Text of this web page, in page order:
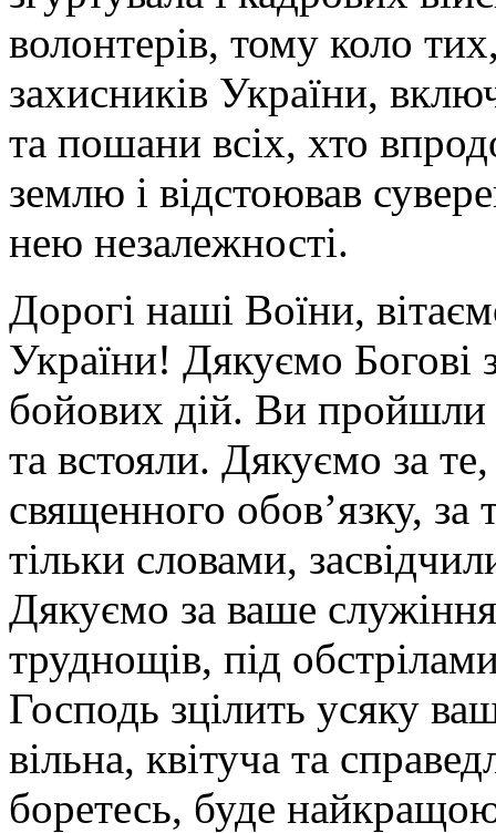
волонтерів, тому коло
захисників України,
та пошани всіх, хто
землю і відстоював
нею незалежності.
Дорогі наші Воїни,
України! Дякуємо Богові
бойових дій. Ви пройшли
та встояли. Дякуємо за
священного обов’язку,
тільки словами,
Дякуємо за ваше
труднощів, під
Господь зцілить усяку
вільна, квітуча та
боретесь, буде